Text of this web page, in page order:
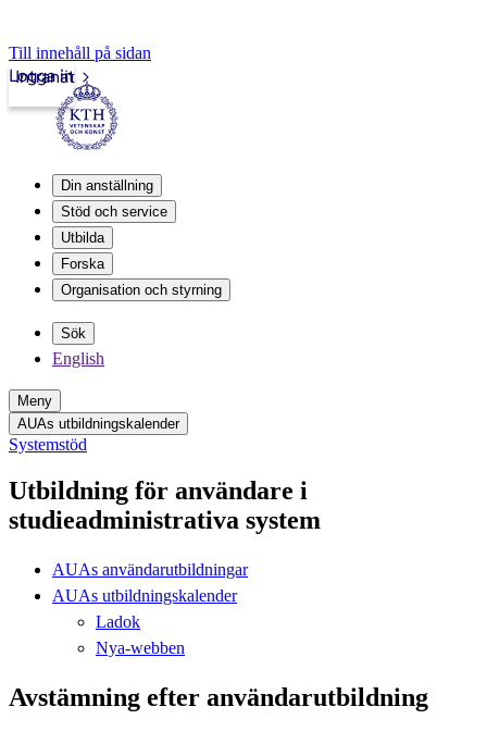
Till innehåll på sidan
Intranät
Logga in
Din anställning
Stöd och service
Utbilda
Forska
Organisation och styrning
Sök
English
Meny
AUAs utbildningskalender
Systemstöd
Utbildning för användare i
studieadministrativa system
AUAs användarutbildningar
AUAs utbildningskalender
Ladok
Nya-webben
Avstämning efter användarutbildning